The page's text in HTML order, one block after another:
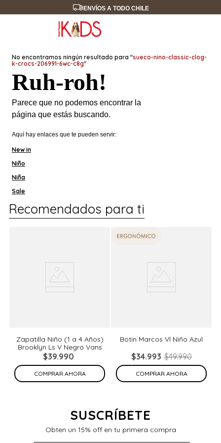
ENVÍOS A TODO CHILE
No encontramos ningún resultado para "sueco-nino-classic-clog-
k-crocs-206991-6wc-c8g"
Ruh-roh!
Parece que no podemos encontrar la
página que estás buscando.
Aquí hay enlaces que te pueden servir:
New in
Niño
Niña
Sale
Recomendados para ti
Zapatilla Niño (1 a 4 Años)
Brooklyn Ls V Negro Vans
$39.990
COMPRAR AHORA
Botin Marcos Vl Niño Azul
$34.993 $49.990
COMPRAR AHORA
SUSCRÍBETE
Obten un 15% off en tu primera compra